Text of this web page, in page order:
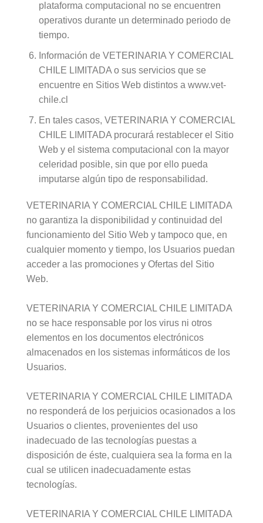
plataforma computacional no se encuentren
operativos durante un determinado periodo de
tiempo.
Información de VETERINARIA Y COMERCIAL
CHILE LIMITADA o sus servicios que se
encuentre en Sitios Web distintos a www.vet-
chile.cl
En tales casos, VETERINARIA Y COMERCIAL
CHILE LIMITADA procurará restablecer el Sitio
Web y el sistema computacional con la mayor
celeridad posible, sin que por ello pueda
imputarse algún tipo de responsabilidad.
VETERINARIA Y COMERCIAL CHILE LIMITADA
no garantiza la disponibilidad y continuidad del
funcionamiento del Sitio Web y tampoco que, en
cualquier momento y tiempo, los Usuarios puedan
acceder a las promociones y Ofertas del Sitio
Web.
VETERINARIA Y COMERCIAL CHILE LIMITADA
no se hace responsable por los virus ni otros
elementos en los documentos electrónicos
almacenados en los sistemas informáticos de los
Usuarios.
VETERINARIA Y COMERCIAL CHILE LIMITADA
no responderá de los perjuicios ocasionados a los
Usuarios o clientes, provenientes del uso
inadecuado de las tecnologías puestas a
disposición de éste, cualquiera sea la forma en la
cual se utilicen inadecuadamente estas
tecnologías.
VETERINARIA Y COMERCIAL CHILE LIMITADA